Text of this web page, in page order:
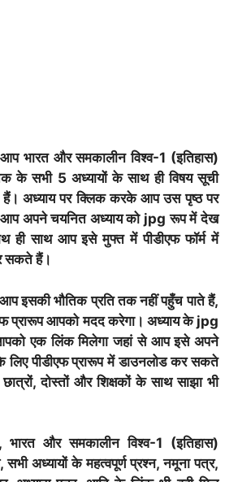
भारत और समकालीन विश्व-1 (इतिहास)
के सभी 5 अध्यायों केसाथ ही विषय सूची
अध्याय पर क्लिक करके आप उस पृष्ठ पर
आप अपने चयनित अध्याय को jpg रूप में देख
साथ आप इसे मुफ्त में पीडीएफ फॉर्म में
सकते हैं।
इसकी भौतिक प्रति तक नहीं पहुँच पाते हैं,
प्रारूप आपको मदद करेगा। अध्याय के jpg
एक लिंक मिलेगा जहां से आप इसे अपने
लिए पीडीएफ प्रारूप में डाउनलोड कर सकते
दोस्तों और शिक्षकों के साथ साझा भी
और समकालीन विश्व-1 (इतिहास)
सभी अध्यायों के महत्वपूर्ण प्रश्न, नमूना पत्र,